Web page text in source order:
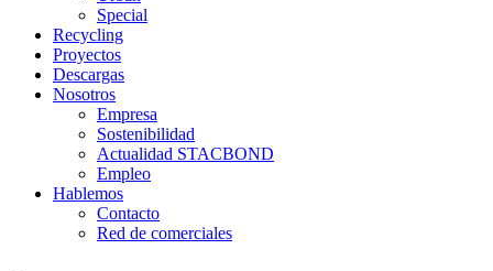
Special
Recycling
Proyectos
Descargas
Nosotros
Empresa
Sostenibilidad
Actualidad STACBOND
Empleo
Hablemos
Contacto
Red de comerciales